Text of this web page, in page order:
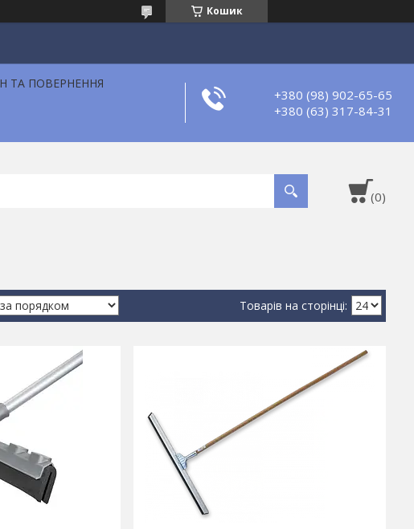
Кошик
ТА ПОВЕРНЕННЯ
+380 (98) 902-65-65
+380 (63) 317-84-31